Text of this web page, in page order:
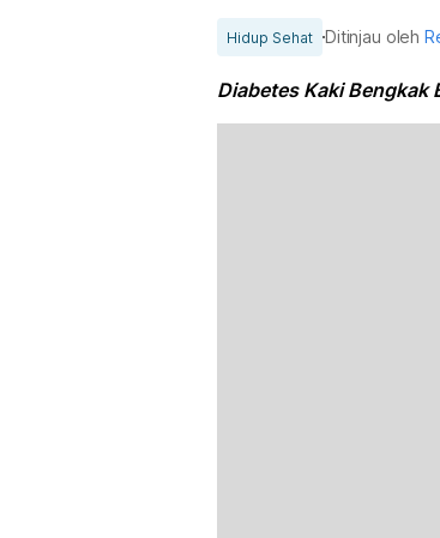
Hidup Sehat Ditinjau oleh
Diabetes Kaki Bengkak